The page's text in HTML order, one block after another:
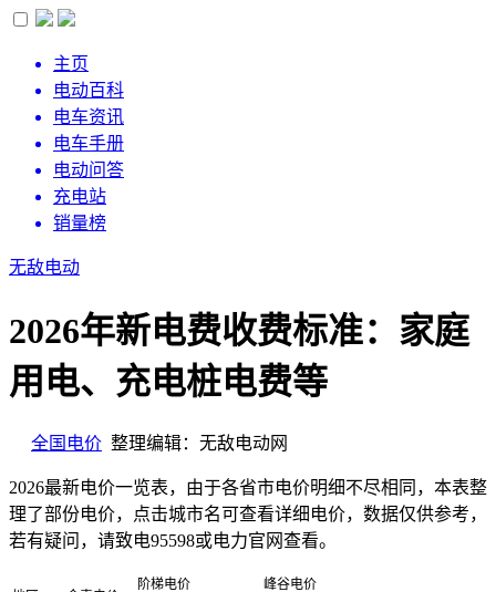
主页
电动百科
电车资讯
电车手册
电动问答
充电站
销量榜
无敌电动
2026年新电费收费标准：家庭
用电、充电桩电费等
全国电价 整理编辑：无敌电动网
2026最新电价一览表，由于各省市电价明细不尽相同，本表整
理了部份电价，点击城市名可查看详细电价，数据仅供参考，
若有疑问，请致电95598或电力官网查看。
阶梯电价
峰谷电价